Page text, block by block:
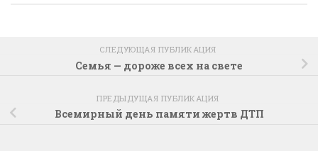
СЛЕДУЮЩАЯ ПУБЛИКАЦИЯ
Семья — дороже всех на свете
ПРЕДЫДУЩАЯ ПУБЛИКАЦИЯ
Всемирный день памяти жертв ДТП